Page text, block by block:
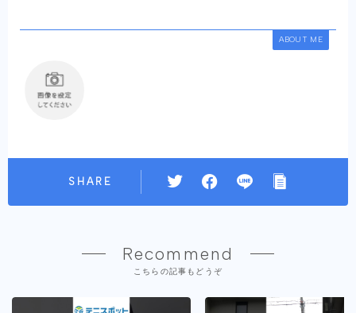
ABOUT ME
SHARE
Recommend
こちらの記事もどうぞ